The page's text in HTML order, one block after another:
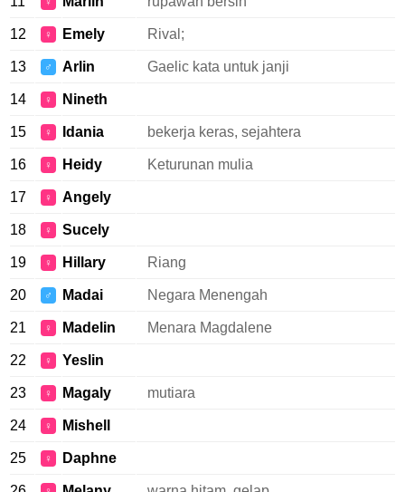
12 ♀ Emely Rival;
13 ♂ Arlin Gaelic kata untuk janji
14 ♀ Nineth
15 ♀ Idania bekerja keras, sejahtera
16 ♀ Heidy Keturunan mulia
17 ♀ Angely
18 ♀ Sucely
19 ♀ Hillary Riang
20 ♂ Madai Negara Menengah
21 ♀ Madelin Menara Magdalene
22 ♀ Yeslin
23 ♀ Magaly mutiara
24 ♀ Mishell
25 ♀ Daphne